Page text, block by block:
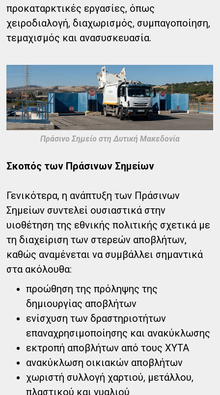
προκαταρκτικές εργασίες, όπως
χειροδιαλογή, διαχωρισμός, συμπαγοποίηση,
τεμαχισμός και ανασυσκευασία.
Πράσινο Σημείο στη Δυτική Μακεδονία
Σκοπός των Πράσινων Σημείων
Γενικότερα, η ανάπτυξη των Πράσινων
Σημείων συντελεί ουσιαστικά στην
υιοθέτηση της εθνικής πολιτικής σχετικά με
τη διαχείριση των στερεών αποβλήτων,
καθώς αναμένεται να συμβάλλει σημαντικά
στα ακόλουθα:
προώθηση της πρόληψης της
δημιουργίας αποβλήτων
ενίσχυση των δραστηριοτήτων
επαναχρησιμοποίησης και ανακύκλωσης
εκτροπή αποβλήτων από τους ΧΥΤΑ
ανακύκλωση οικιακών αποβλήτων
χωριστή συλλογή χαρτιού, μετάλλου,
πλαστικού και γυαλιού